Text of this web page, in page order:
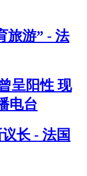
旅游” - 法
呈阳性 现
电台
长 - 法国